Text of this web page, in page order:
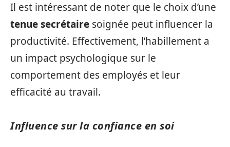
Il est intéressant de noter que le choix d’une
tenue secrétaire soignée peut influencer la
productivité. Effectivement, l’habillement a
un impact psychologique sur le
comportement des employés et leur
efficacité au travail.
Influence sur la confiance en soi